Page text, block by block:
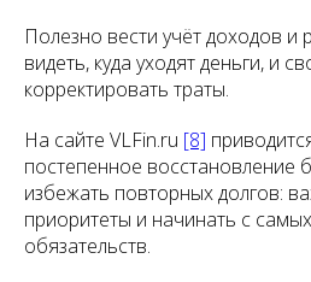
Полезно вести учёт доходов и
видеть, куда уходят деньги, и
корректировать траты.
На сайте VLFin.ru [8]
постепенное восстановление
избежать повторных долгов:
приоритеты и начинать с
обязательств.